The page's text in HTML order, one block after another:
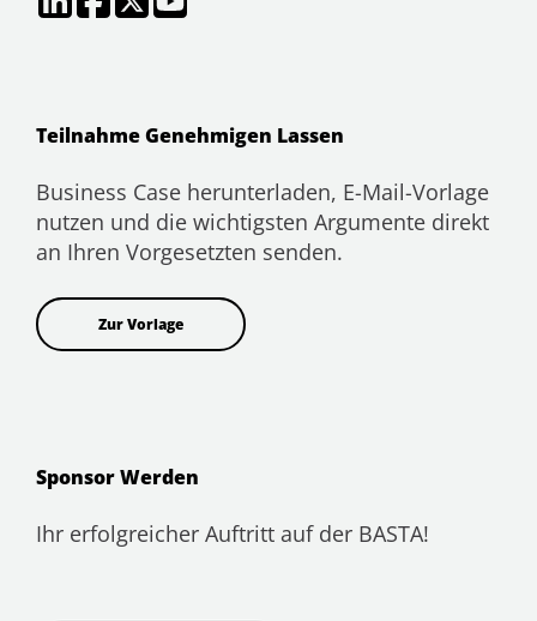
Teilnahme Genehmigen Lassen
Business Case herunterladen, E-Mail-Vorlage
nutzen und die wichtigsten Argumente direkt
an Ihren Vorgesetzten senden.
Zur Vorlage
Sponsor Werden
Ihr erfolgreicher Auftritt auf der BASTA!